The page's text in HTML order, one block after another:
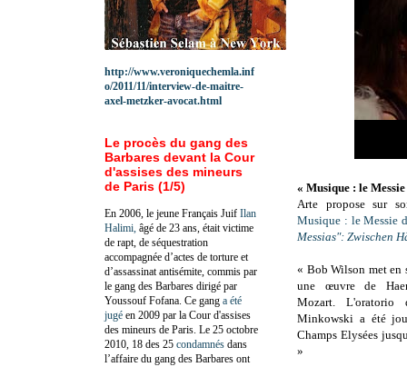
« Musique : le
Arte propose sur
Musique : le Messie
Messias": Zwischen
« Bob Wilson met en
une œuvre de
Mozart.
Minkowski a été
Champs Elysées
»
http://www.veroniquechemla.inf
o/2011/11/interview-de-maitre-
axel-metzker-avocat.html
Le procès du gang des
Barbares devant la Cour
d'assises des mineurs
de Paris (1/5)
En 2006, le jeune Français Juif Ilan
Halimi, âgé de 23 ans, était victime
de rapt, de séquestration
accompagnée d’actes de torture et
d’assassinat antisémite, commis par
le gang des Barbares dirigé par
Youssouf Fofana. Ce gang a été
jugé en 2009 par la Cour d'assises
des mineurs de Paris. Le 25 octobre
2010, 18 des 25 condamnés dans
l’affaire du gang des Barbares ont